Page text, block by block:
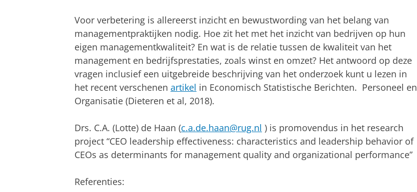
Voor verbetering is allereerst inzicht en bewustwording van het belang van
managementpraktijken nodig. Hoe zit het met het inzicht van bedrijven op hun
eigen managementkwaliteit? En wat is de relatie tussen de kwaliteit van het
management en bedrijfsprestaties, zoals winst en omzet? Het antwoord op deze
vragen inclusief een uitgebreide beschrijving van het onderzoek kunt u lezen in
het recent verschenen artikel in Economisch Statistische Berichten. Personeel en
Organisatie (Dieteren et al, 2018).
Drs. C.A. (Lotte) de Haan (c.a.de.haan@rug.nl ) is promovendus in het research
project “CEO leadership effectiveness: characteristics and leadership behavior of
CEOs as determinants for management quality and organizational performance”
Referenties: